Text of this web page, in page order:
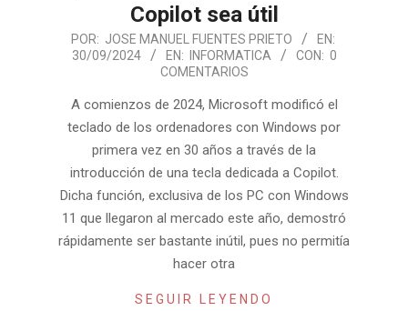
Copilot sea útil
2024-
09-
POR: JOSE MANUEL FUENTES PRIETO
EN:
30/09/2024
EN: INFORMATICA CON: 0
COMENTARIOS
A comienzos de 2024, Microsoft modificó el
teclado de los ordenadores con Windows por
primera vez en 30 años a través de la
introducción de una tecla dedicada a Copilot.
Dicha función, exclusiva de los PC con Windows
11 que llegaron al mercado este año, demostró
rápidamente ser bastante inútil, pues no permitía
hacer otra
SEGUIR LEYENDO